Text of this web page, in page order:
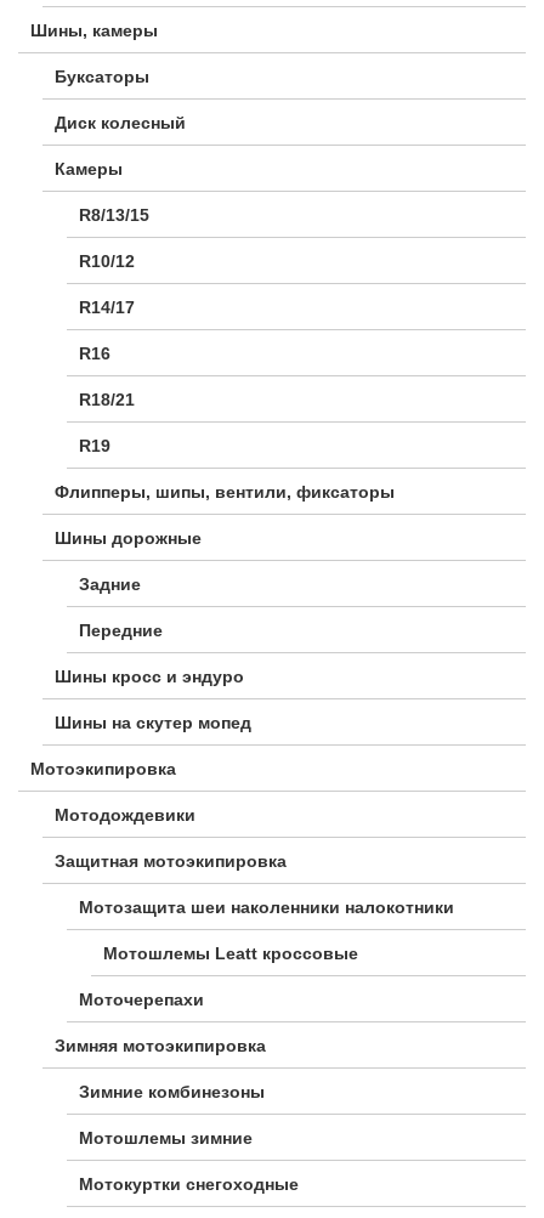
Шины, камеры
Буксаторы
Диск колесный
Камеры
R8/13/15
R10/12
R14/17
R16
R18/21
R19
Флипперы, шипы, вентили, фиксаторы
Шины дорожные
Задние
Передние
Шины кросс и эндуро
Шины на скутер мопед
Мотоэкипировка
Мотодождевики
Защитная мотоэкипировка
Мотозащита шеи наколенники налокотники
Мотошлемы Leatt кроссовые
Моточерепахи
Зимняя мотоэкипировка
Зимние комбинезоны
Мотошлемы зимние
Мотокуртки снегоходные